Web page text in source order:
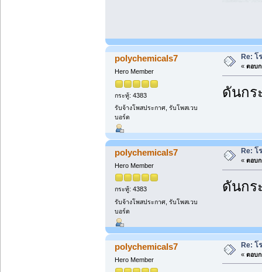
polychemicals7
Hero Member
กระทู้: 4383
รับจ้างโพสประกาศ, รับโพสเวบ
บอร์ด
Re: โ
« ตอบก
ดันกร
polychemicals7
Hero Member
กระทู้: 4383
รับจ้างโพสประกาศ, รับโพสเวบ
บอร์ด
Re: โ
« ตอบก
ดันกร
polychemicals7
Hero Member
Re: โ
« ตอบก